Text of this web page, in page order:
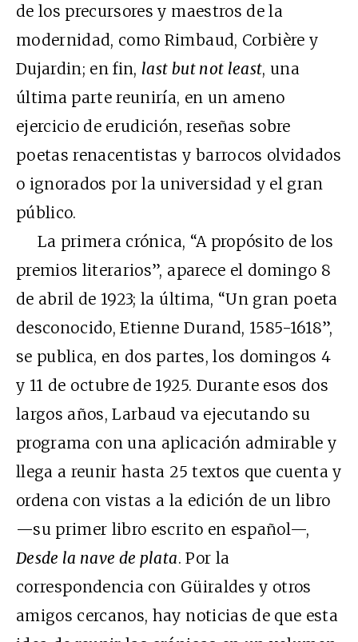
de los precursores y maestros de la
modernidad, como Rimbaud, Corbière y
Dujardin; en fin, last but not least, una
última parte reuniría, en un ameno
ejercicio de erudición, reseñas sobre
poetas renacentistas y barrocos olvidados
o ignorados por la universidad y el gran
público.
La primera crónica, “A propósito de los
premios literarios”, aparece el domingo 8
de abril de 1923; la última, “Un gran poeta
desconocido, Etienne Durand, 1585-1618”,
se publica, en dos partes, los domingos 4
y 11 de octubre de 1925. Durante esos dos
largos años, Larbaud va ejecutando su
programa con una aplicación admirable y
llega a reunir hasta 25 textos que cuenta y
ordena con vistas a la edición de un libro
—su primer libro escrito en español—,
Desde la nave de plata. Por la
correspondencia con Güiraldes y otros
amigos cercanos, hay noticias de que esta